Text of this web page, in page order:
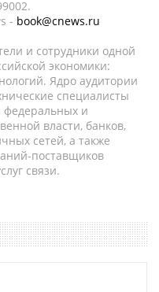
- book@cnews.ru
и сотрудники одной
экономики:
Ядро аудитории
специалисты
федеральных и
власти, банков,
сетей, а также
поставщиков
связи.